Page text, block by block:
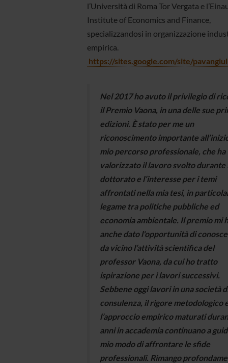
l’Università di Roma Tor Vergata e
Institute of Economics and Finance,
specializzandosi in organizzazione
empirica.
https://sites.google.com/site/
Nel 2017 ho avuto il privilegio di
il Premio Vaona, in una delle sue
edizioni. È stato per me un
riconoscimento importante
mio percorso professionale, che ha
valorizzato il lavoro svolto durante
dottorato e l’interesse per i temi
affrontati nella mia tesi, in
legame tra politiche pubbliche ed
economia ambientale. Il premio mi
anche dato l'opportunità di
da vicino l’attività scientifica del
professor Vaona, da cui ho tratto
ispirazione per i lavori successivi.
Sebbene oggi lavori in una società
consulenza, il rigore metodologico
l’approccio empirico maturati
anni in accademia continuano a
mio modo di affrontare le sfide
professionali. Rimango